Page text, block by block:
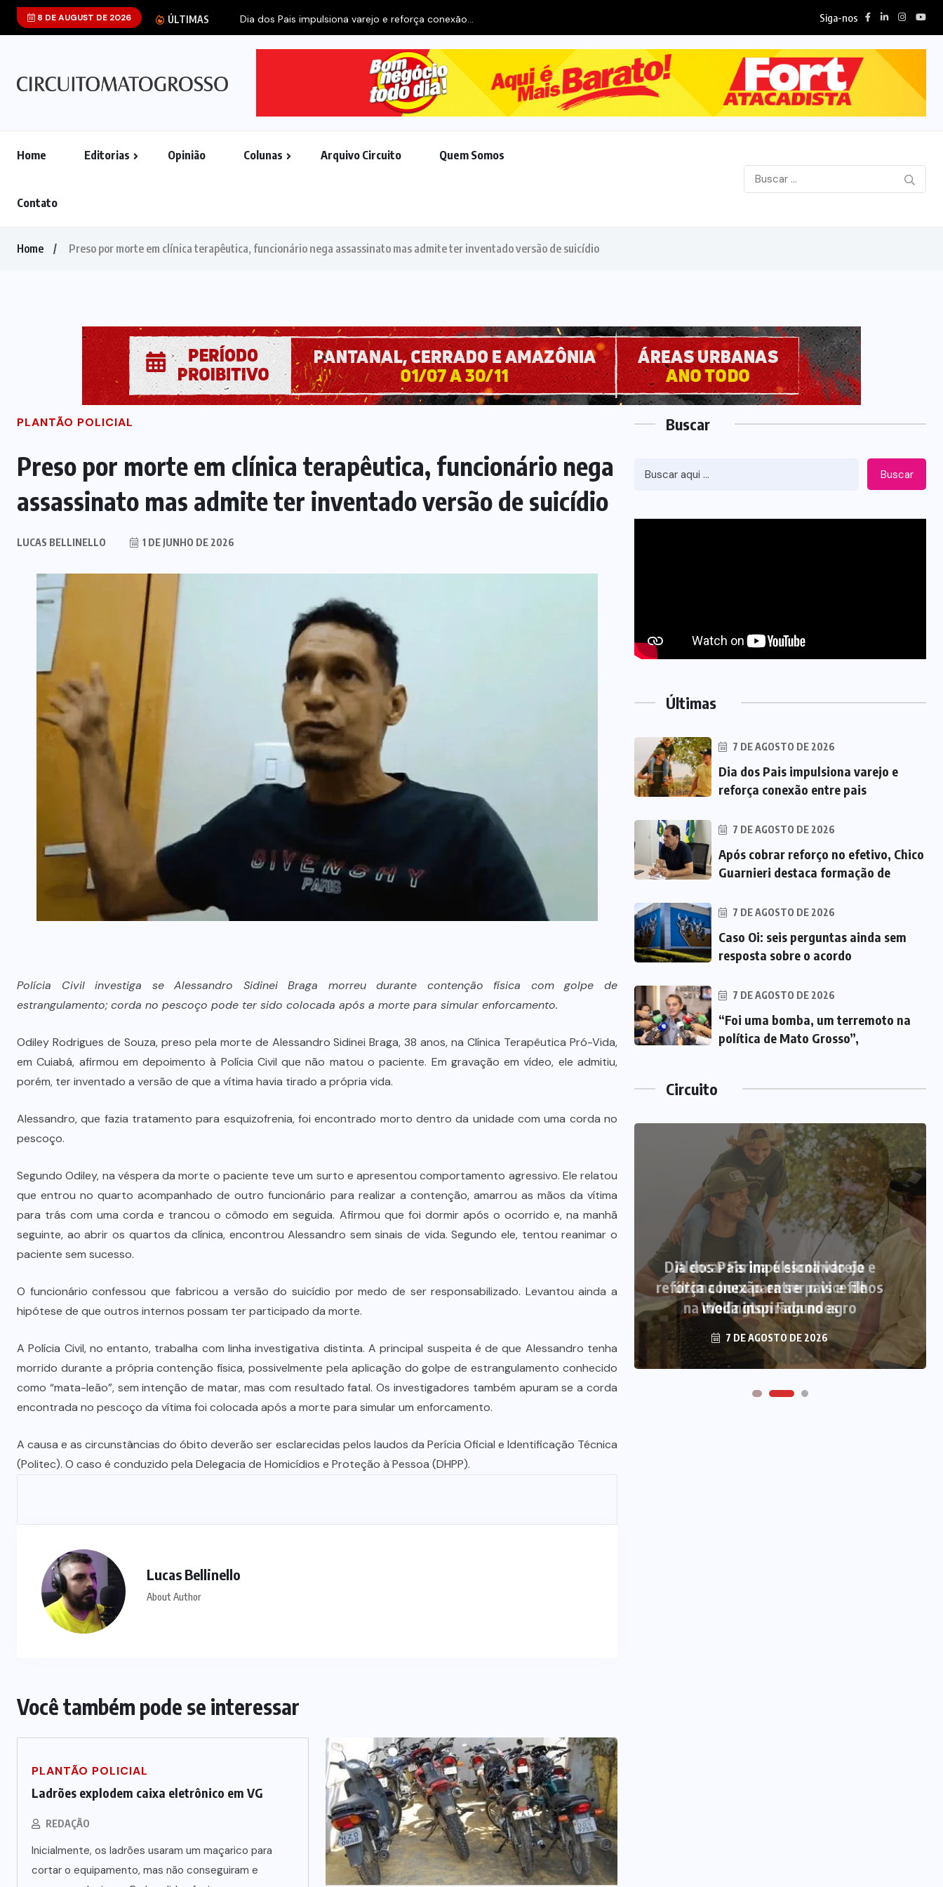
8 DE AUGUST DE 2026 ÚLTIMAS Siga-nos
Home Editorias Opinião Colunas Arquivo Circuito Quem Somos
Contato
Home Preso por morte em clínica terapêutica, funcionário nega assassinato mas admite ter inventado versão de suicídio
PLANTÃO POLICIAL
Preso por morte em clínica terapêutica, funcionário nega
assassinato mas admite ter inventado versão de suicídio
LUCAS BELLINELLO 1 DE JUNHO DE 2026
Polícia Civil investiga se Alessandro Sidinei Braga morreu durante contenção física com golpe de
estrangulamento; corda no pescoço pode ter sido colocada após a morte para simular enforcamento.
Odiley Rodrigues de Souza, preso pela morte de Alessandro Sidinei Braga, 38 anos, na Clínica Terapêutica Pró-Vida,
em Cuiabá, afirmou em depoimento à Polícia Civil que não matou o paciente. Em gravação em vídeo, ele admitiu,
porém, ter inventado a versão de que a vítima havia tirado a própria vida.
Alessandro, que fazia tratamento para esquizofrenia, foi encontrado morto dentro da unidade com uma corda no
pescoço.
Segundo Odiley, na véspera da morte o paciente teve um surto e apresentou comportamento agressivo. Ele relatou
que entrou no quarto acompanhado de outro funcionário para realizar a contenção, amarrou as mãos da vítima
para trás com uma corda e trancou o cômodo em seguida. Afirmou que foi dormir após o ocorrido e, na manhã
seguinte, ao abrir os quartos da clínica, encontrou Alessandro sem sinais de vida. Segundo ele, tentou reanimar o
paciente sem sucesso.
O funcionário confessou que fabricou a versão do suicídio por medo de ser responsabilizado. Levantou ainda a
hipótese de que outros internos possam ter participado da morte.
A Polícia Civil, no entanto, trabalha com linha investigativa distinta. A principal suspeita é de que Alessandro tenha
morrido durante a própria contenção física, possivelmente pela aplicação do golpe de estrangulamento conhecido
como “mata-leão”, sem intenção de matar, mas com resultado fatal. Os investigadores também apuram se a corda
encontrada no pescoço da vítima foi colocada após a morte para simular um enforcamento.
A causa e as circunstâncias do óbito deverão ser esclarecidas pelos laudos da Perícia Oficial e Identificação Técnica
(Politec). O caso é conduzido pela Delegacia de Homicídios e Proteção à Pessoa (DHPP).
Lucas Bellinello
About Author
Você também pode se interessar
PLANTÃO POLICIAL
Ladrões explodem caixa eletrônico em VG
REDAÇÃO
Inicialmente, os ladrões usaram um maçarico para
cortar o equipamento, mas não conseguiram e
Buscar
Buscar
Últimas
7 DE AGOSTO DE 2026
Dia dos Pais impulsiona varejo e
reforça conexão entre pais
7 DE AGOSTO DE 2026
Após cobrar reforço no efetivo, Chico
Guarnieri destaca formação de
7 DE AGOSTO DE 2026
Caso Oi: seis perguntas ainda sem
resposta sobre o acordo
7 DE AGOSTO DE 2026
“Foi uma bomba, um terremoto na
política de Mato Grosso”,
Circuito
mais alta honraria da Rotam em
Cuiabá
reforça conexão entre pais e filhos
Alencar Farina é escolhido de
última hora para ser o vice de
Wellington Fagundes
7 DE AGOSTO DE 2026